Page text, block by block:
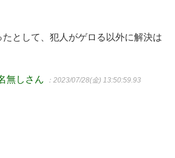
として、犯人がゲロる以外に解決は
無しさん ：2023/07/28(金) 13:50:59.93